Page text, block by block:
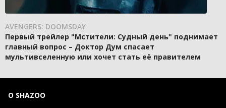
AVENGERS: DOOMSDAY
Первый трейлер "Мстители: Судный день" поднимает
главный вопрос – Доктор Дум спасает
мультивселенную или хочет стать её правителем
О SHAZOO